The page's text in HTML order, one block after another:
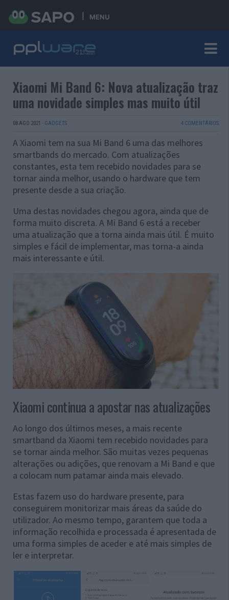
MENU
Xiaomi Mi Band 6: Nova atualização traz
uma novidade simples mas muito útil
08 AGO 2021 · GADGETS 4 COMENTÁRIOS
A Xiaomi tem na sua Mi Band 6 uma das melhores
smartbands do mercado. Com atualizações
constantes, esta tem recebido novidades para se
tornar ainda melhor, usando o hardware que tem
presente desde a sua criação.
Uma destas novidades chegou agora, ainda que de
forma muito discreta. A Mi Band 6 está a receber
uma atualização que a torna ainda mais útil. É muito
simples e fácil de implementar, mas torna-a ainda
mais interessante e útil.
Xiaomi continua a apostar nas atualizações
Ao longo dos últimos meses, a mais recente
smartband da Xiaomi tem recebido novidades para
se tornar ainda melhor. São muitas vezes pequenas
alterações ou adições, que renovam a Mi Band e que
a colocam num patamar ainda mais elevado.
Estas fazem uso do hardware presente, para
conseguirem monitorizar mais áreas da saúde do
utilizador. Ao mesmo tempo, garantem que toda a
informação recolhida e processada é apresentada de
uma forma simples de aceder e até mais simples de
ler e interpretar.